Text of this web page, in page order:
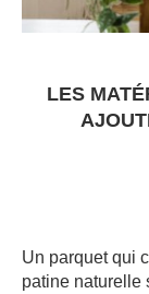
LES
Un parquet qui
patine naturelle